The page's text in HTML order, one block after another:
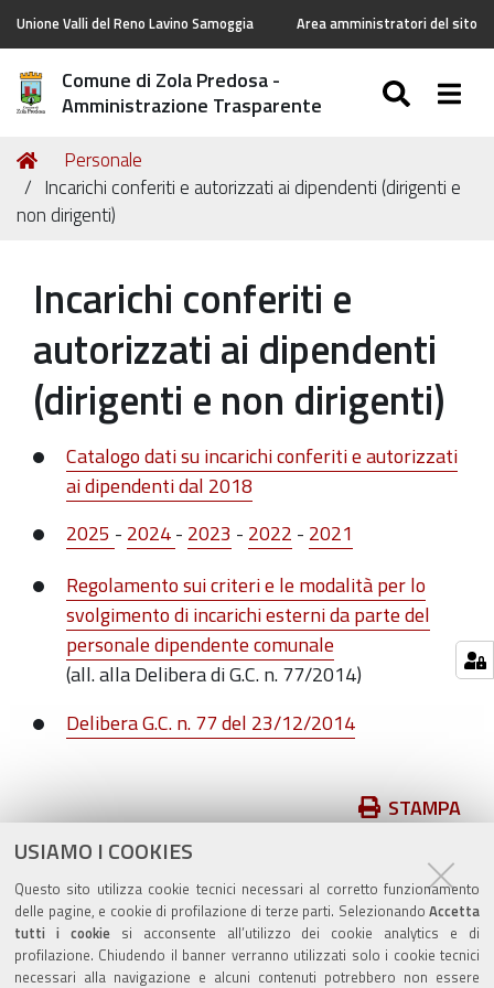
USIAMO I COOKIES
Questo sito utilizza cookie tecnici necessari al corretto funzionamento
delle pagine, e cookie di profilazione di terze parti. Selezionando Accetta
tutti i cookiesi acconsente all’utilizzo dei cookie analytics e di
profilazione. Chiudendo il banner verranno utilizzati solo i cookie tecnici
necessari alla navigazione e alcuni contenuti potrebbero non essere
Unione Valli del Reno Lavino Samoggia Area amministratori del sito
Comune di Zola Predosa -
Amministrazione Trasparente
Tu
sei
qui:
Home
Personale
Incarichi conferiti e autorizzati ai dipendenti (dirigenti e
non dirigenti)
Incarichi conferiti e
autorizzati ai dipendenti
(dirigenti e non dirigenti)
Catalogo dati su incarichi conferiti e autorizzati
ai dipendenti dal 2018
2025 - 2024- 2023 - 2022 - 2021
Regolamento sui criteri e le modalità per lo
svolgimento di incarichi esterni da parte del
personale dipendente comunale
(all. alla Delibera di G.C. n. 77/2014)
Delibera G.C. n. 77 del 23/12/2014
documento
STAMPA
pubblicato il15/11/2018
ultima modifica19/05/2026